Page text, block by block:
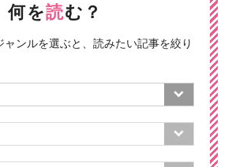
何を読む？
ャンルを選ぶと、読みたい記事を絞り